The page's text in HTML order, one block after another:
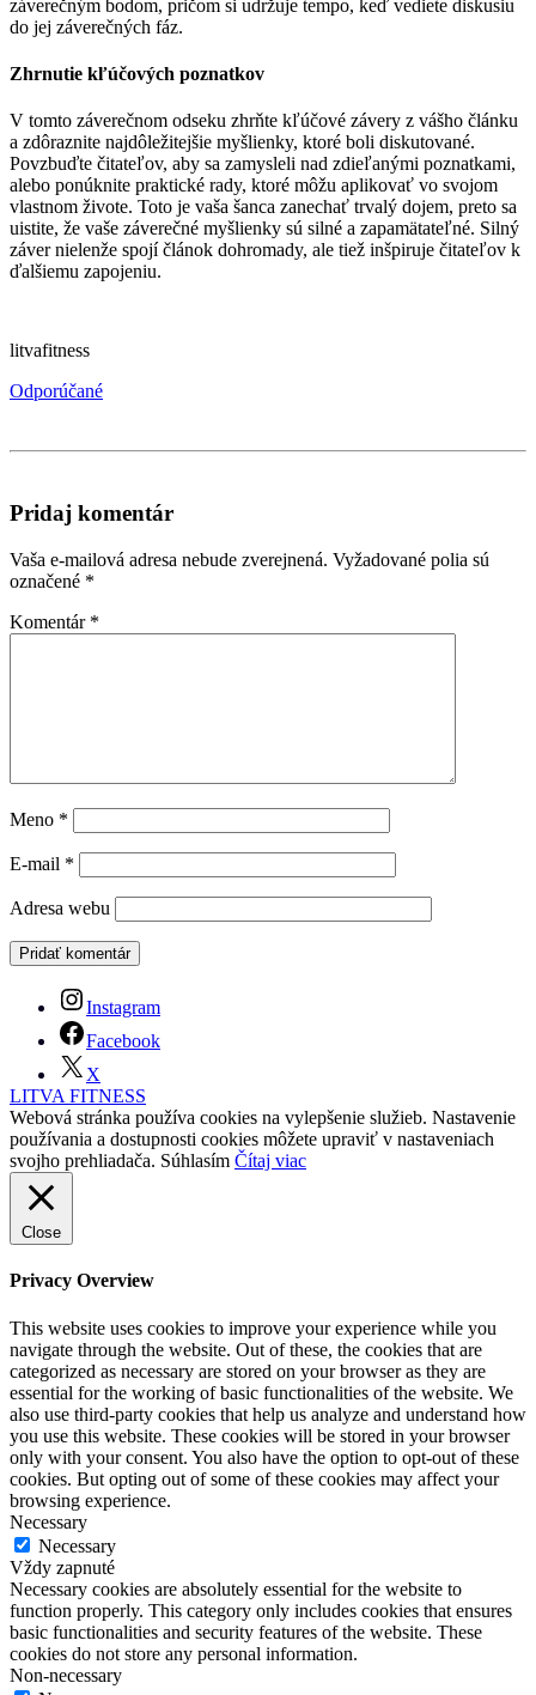
záverečným bodom, pričom si udržuje tempo, keď vediete diskusiu
do jej záverečných fáz.
Zhrnutie kľúčových poznatkov
V tomto záverečnom odseku zhrňte kľúčové závery z vášho článku
a zdôraznite najdôležitejšie myšlienky, ktoré boli diskutované.
Povzbuďte čitateľov, aby sa zamysleli nad zdieľanými poznatkami,
alebo ponúknite praktické rady, ktoré môžu aplikovať vo svojom
vlastnom živote. Toto je vaša šanca zanechať trvalý dojem, preto sa
uistite, že vaše záverečné myšlienky sú silné a zapamätateľné. Silný
záver nielenže spojí článok dohromady, ale tiež inšpiruje čitateľov k
ďalšiemu zapojeniu.
litvafitness
Odporúčané
Pridaj komentár
Vaša e-mailová adresa nebude zverejnená. Vyžadované polia sú
označené *
Komentár *
Meno *
E-mail *
Adresa webu
Instagram
Facebook
X
LITVA FITNESS
Webová stránka používa cookies na vylepšenie služieb. Nastavenie
používania a dostupnosti cookies môžete upraviť v nastaveniach
svojho prehliadača. Súhlasím Čítaj viac
Close
Privacy Overview
This website uses cookies to improve your experience while you
navigate through the website. Out of these, the cookies that are
categorized as necessary are stored on your browser as they are
essential for the working of basic functionalities of the website. We
also use third-party cookies that help us analyze and understand how
you use this website. These cookies will be stored in your browser
only with your consent. You also have the option to opt-out of these
cookies. But opting out of some of these cookies may affect your
browsing experience.
Necessary
Necessary
Vždy zapnuté
Necessary cookies are absolutely essential for the website to
function properly. This category only includes cookies that ensures
basic functionalities and security features of the website. These
cookies do not store any personal information.
Non-necessary